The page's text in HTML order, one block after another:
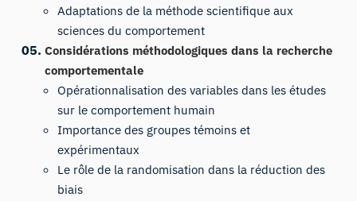
Adaptations de la méthode scientifique aux
sciences du comportement
Considérations méthodologiques dans la recherche
comportementale
Opérationnalisation des variables dans les études
sur le comportement humain
Importance des groupes témoins et
expérimentaux
Le rôle de la randomisation dans la réduction des
biais